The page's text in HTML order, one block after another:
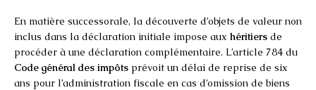
En matière successorale, la découverte d’objets de valeur non
inclus dans la déclaration initiale impose aux héritiers de
procéder à une déclaration complémentaire. L’article 784 du
Code général des impôts prévoit un délai de reprise de six
ans pour l’administration fiscale en cas d’omission de biens